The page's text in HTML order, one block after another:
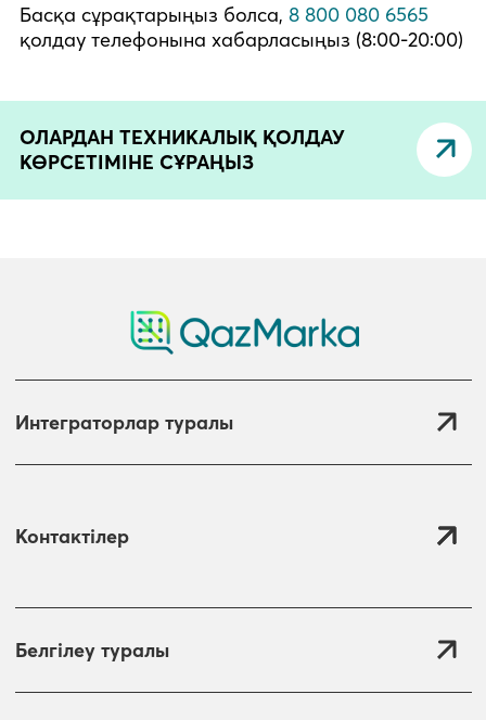
Басқа сұрақтарыңыз болса, 8 800 080 6565
қолдау телефонына хабарласыңыз (8:00-20:00)
ОЛАРДАН ТЕХНИКАЛЫҚ ҚОЛДАУ
КӨРСЕТІМІНЕ СҰРАҢЫЗ
Интеграторлар туралы
Контактілер
Белгілеу туралы